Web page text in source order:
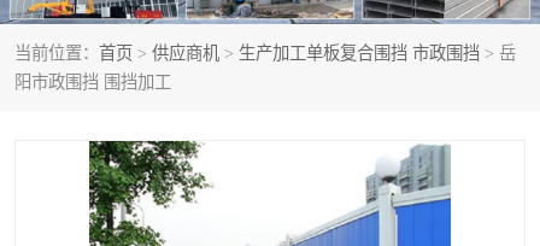
当前位置： 首页 > 供应商机 > 生产加工单板复合围挡 市政围挡 > 岳
阳市政围挡 围挡加工
建筑围挡 楼层板
岩棉板 钢结构配件
彩钢板